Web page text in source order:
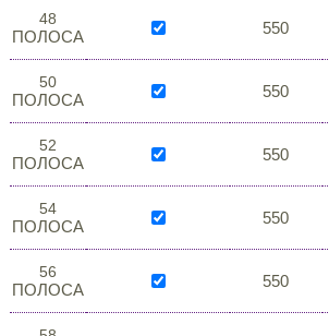
48
ПОЛОСА 550
50
ПОЛОСА 550
52
ПОЛОСА 550
54
ПОЛОСА 550
56
ПОЛОСА 550